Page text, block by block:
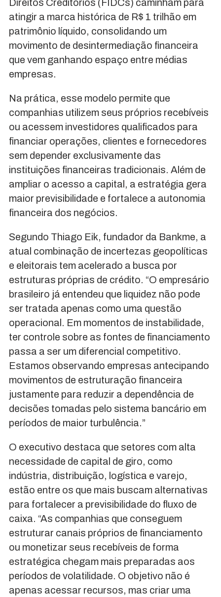
Direitos Creditórios (FIDCs) caminham para
atingir a marca histórica de R$ 1 trilhão em
patrimônio líquido, consolidando um
movimento de desintermediação financeira
que vem ganhando espaço entre médias
empresas.
Na prática, esse modelo permite que
companhias utilizem seus próprios recebíveis
ou acessem investidores qualificados para
financiar operações, clientes e fornecedores
sem depender exclusivamente das
instituições financeiras tradicionais. Além de
ampliar o acesso a capital, a estratégia gera
maior previsibilidade e fortalece a autonomia
financeira dos negócios.
Segundo Thiago Eik, fundador da Bankme, a
atual combinação de incertezas geopolíticas
e eleitorais tem acelerado a busca por
estruturas próprias de crédito. “O empresário
brasileiro já entendeu que liquidez não pode
ser tratada apenas como uma questão
operacional. Em momentos de instabilidade,
ter controle sobre as fontes de financiamento
passa a ser um diferencial competitivo.
Estamos observando empresas antecipando
movimentos de estruturação financeira
justamente para reduzir a dependência de
decisões tomadas pelo sistema bancário em
períodos de maior turbulência.”
O executivo destaca que setores com alta
necessidade de capital de giro, como
indústria, distribuição, logística e varejo,
estão entre os que mais buscam alternativas
para fortalecer a previsibilidade do fluxo de
caixa. “As companhias que conseguem
estruturar canais próprios de financiamento
ou monetizar seus recebíveis de forma
estratégica chegam mais preparadas aos
períodos de volatilidade. O objetivo não é
apenas acessar recursos, mas criar uma